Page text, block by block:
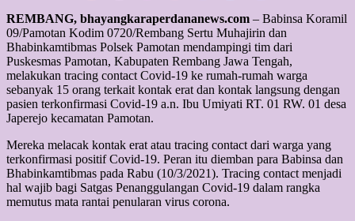
REMBANG, bhayangkaraperdananews.com – Babinsa Koramil
09/Pamotan Kodim 0720/Rembang Sertu Muhajirin dan
Bhabinkamtibmas Polsek Pamotan mendampingi tim dari
Puskesmas Pamotan, Kabupaten Rembang Jawa Tengah,
melakukan tracing contact Covid-19 ke rumah-rumah warga
sebanyak 15 orang terkait kontak erat dan kontak langsung dengan
pasien terkonfirmasi Covid-19 a.n. Ibu Umiyati RT. 01 RW. 01 desa
Japerejo kecamatan Pamotan.
Mereka melacak kontak erat atau tracing contact dari warga yang
terkonfirmasi positif Covid-19. Peran itu diemban para Babinsa dan
Bhabinkamtibmas pada Rabu (10/3/2021). Tracing contact menjadi
hal wajib bagi Satgas Penanggulangan Covid-19 dalam rangka
memutus mata rantai penularan virus corona.